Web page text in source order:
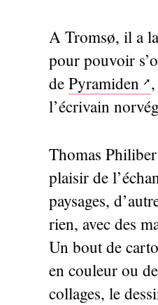
A Tromsø, il a
pour pouvoir
dePyramiden
l’écrivain
Thomas
plaisir de
paysages,
rien, avec des
Un bout de
en couleur ou
collages, le